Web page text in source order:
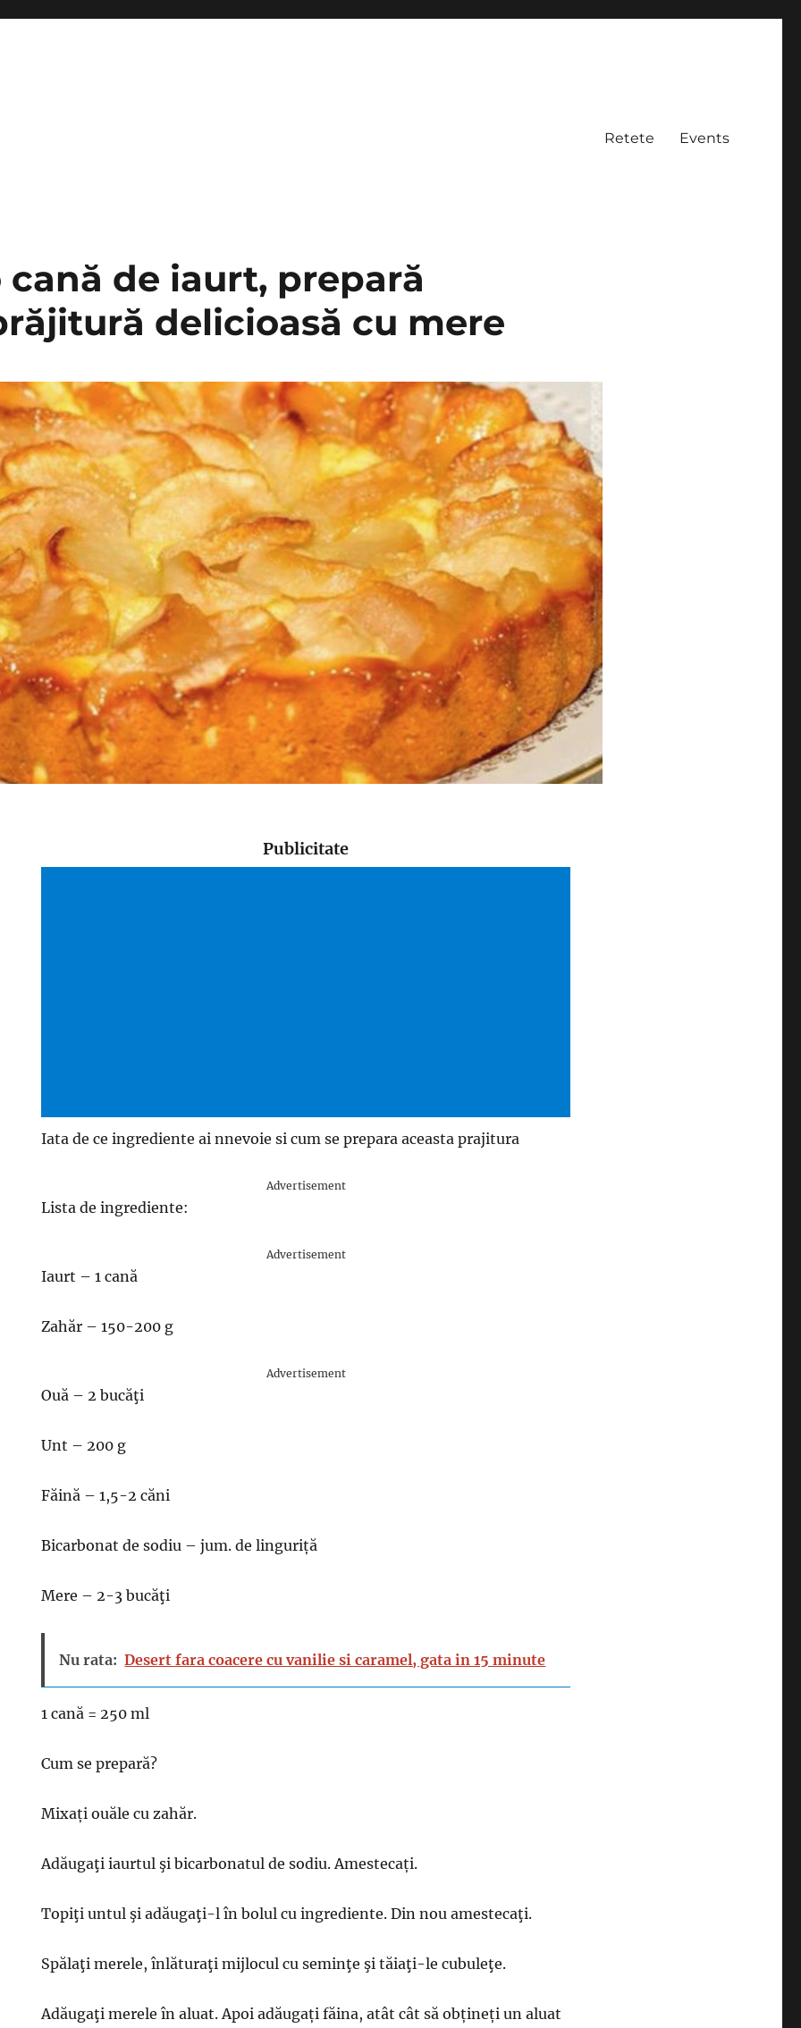
Retete Events
cană de iaurt, prepară
delicioasă cu mere
Publicitate
Iata de ce ingrediente ai nnevoie si cum se prepara aceasta prajitura
Advertisement
Lista de ingrediente:
Advertisement
Iaurt – 1 cană
Zahăr – 150-200 g
Advertisement
Ouă – 2 bucăţi
Unt – 200 g
Făină – 1,5-2 căni
Bicarbonat de sodiu – jum. de linguriță
Mere – 2-3 bucăţi
Nu rata: Desert fara coacere cu vanilie si caramel, gata in 15 minute
1 cană = 250 ml
Cum se prepară?
Mixați ouăle cu zahăr.
Adăugaţi iaurtul şi bicarbonatul de sodiu. Amestecați.
Topiţi untul şi adăugaţi-l în bolul cu ingrediente. Din nou amestecaţi.
Spălaţi merele, înlăturaţi mijlocul cu seminţe şi tăiaţi-le cubuleţe.
Adăugaţi merele în aluat. Apoi adăugați făina, atât cât să obțineți un aluat